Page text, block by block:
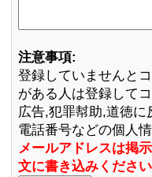
注意事項:
登録していませんと
がある人は登録して
広告,犯罪幇助,道徳
電話番号などの個人
メールアドレスは掲
文に書き込みください